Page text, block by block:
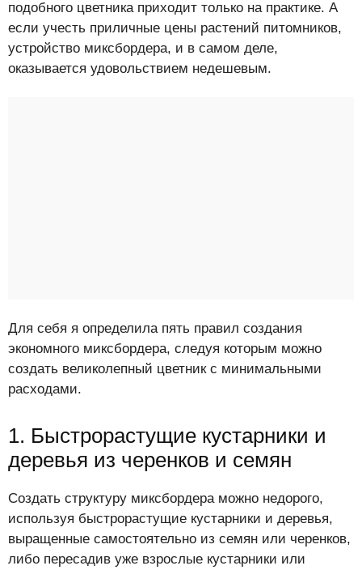
подобного цветника приходит только на практике. А
если учесть приличные цены растений питомников,
устройство миксбордера, и в самом деле,
оказывается удовольствием недешевым.
Для себя я определила пять правил создания
экономного миксбордера, следуя которым можно
создать великолепный цветник с минимальными
расходами.
1. Быстрорастущие кустарники и
деревья из черенков и семян
Создать структуру миксбордера можно недорого,
используя быстрорастущие кустарники и деревья,
выращенные самостоятельно из семян или черенков,
либо пересадив уже взрослые кустарники или